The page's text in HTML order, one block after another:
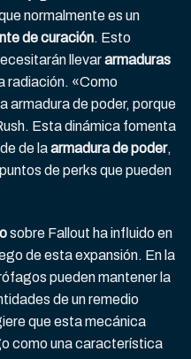
normalmente es un
de curación. Esto
llevararmaduras
radiación. «Como
armadura de poder, porque
Esta dinámica fomenta
de laarmadura de poder,
de perks que pueden
sobre Fallout ha influido en
de esta expansión. En la
pueden mantener la
de un remedio
que esta mecánica
como una característica